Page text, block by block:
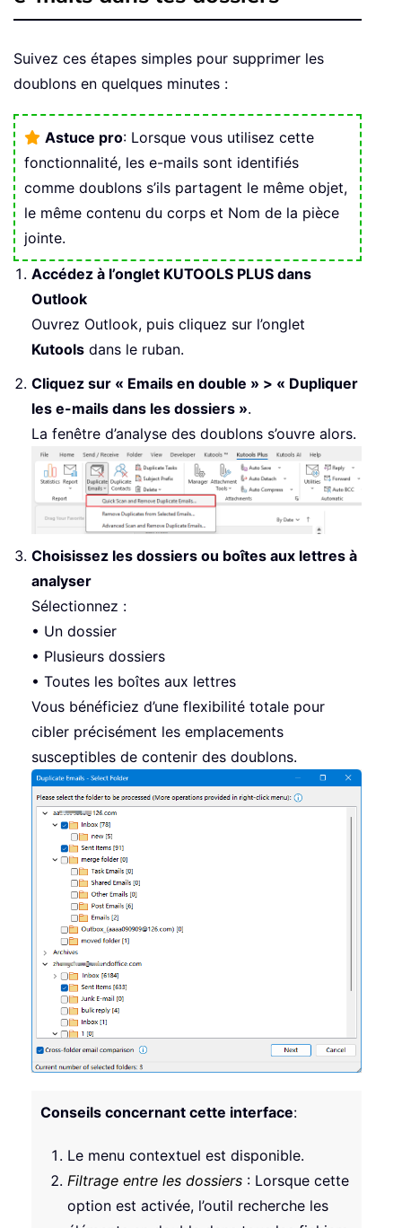
Suivez ces étapes simples pour supprimer les
doublons en quelques minutes :
Astuce pro: Lorsque vous utilisez cette
fonctionnalité, les e-mails sont identifiés
comme doublons s’ils partagent le même objet,
le même contenu du corps et Nom de la pièce
jointe.
Accédez à l’onglet KUTOOLS PLUS dans
Outlook
Ouvrez Outlook, puis cliquez sur l’onglet
Kutools dans le ruban.
Cliquez sur « Emails en double » > « Dupliquer
les e-mails dans les dossiers ».
La fenêtre d’analyse des doublons s’ouvre alors.
Choisissez les dossiers ou boîtes aux lettres à
analyser
Sélectionnez :
• Un dossier
• Plusieurs dossiers
• Toutes les boîtes aux lettres
Vous bénéficiez d’une flexibilité totale pour
cibler précisément les emplacements
susceptibles de contenir des doublons.
Conseils concernant cette interface:
Le menu contextuel est disponible.
Filtrage entre les dossiers : Lorsque cette
option est activée, l’outil recherche les